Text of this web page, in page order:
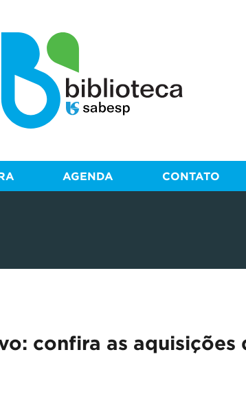
AGENDA CONTATO
confira as aquisições